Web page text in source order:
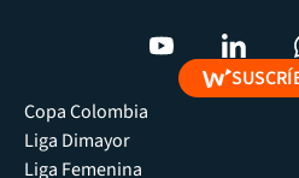
Copa Colombia
Liga Dimayor
Liga Femenina